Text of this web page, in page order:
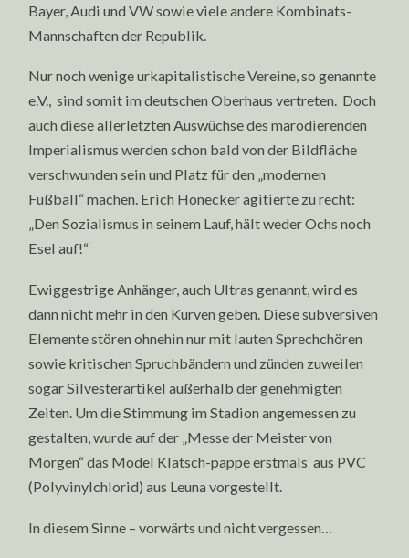
Bayer, Audi und VW sowie viele andere Kombinats-
Mannschaften der Republik.
Nur noch wenige urkapitalistische Vereine, so genannte
e.V., sind somit im deutschen Oberhaus vertreten. Doch
auch diese allerletzten Auswüchse des marodierenden
Imperialismus werden schon bald von der Bildfläche
verschwunden sein und Platz für den „modernen
Fußball“ machen. Erich Honecker agitierte zu recht:
„Den Sozialismus in seinem Lauf, hält weder Ochs noch
Esel auf!“
Ewiggestrige Anhänger, auch Ultras genannt, wird es
dann nicht mehr in den Kurven geben. Diese subversiven
Elemente stören ohnehin nur mit lauten Sprechchören
sowie kritischen Spruchbändern und zünden zuweilen
sogar Silvesterartikel außerhalb der genehmigten
Zeiten. Um die Stimmung im Stadion angemessen zu
gestalten, wurde auf der „Messe der Meister von
Morgen“ das Model Klatsch-pappe erstmals aus PVC
(Polyvinylchlorid) aus Leuna vorgestellt.
In diesem Sinne – vorwärts und nicht vergessen…